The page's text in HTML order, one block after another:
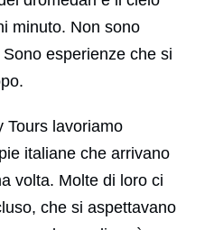
minuto. Non sono
esperienze che si
Tours lavoriamo
italiane che arrivano
volta. Molte di loro ci
che si aspettavano